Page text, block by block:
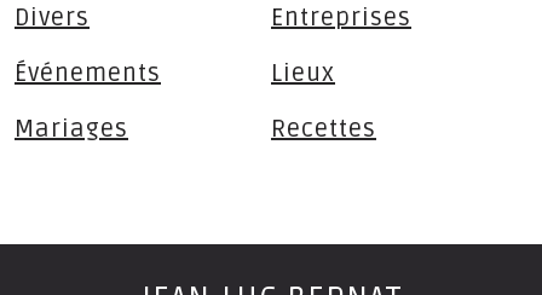
Divers
Entreprises
Événements
Lieux
Mariages
Recettes